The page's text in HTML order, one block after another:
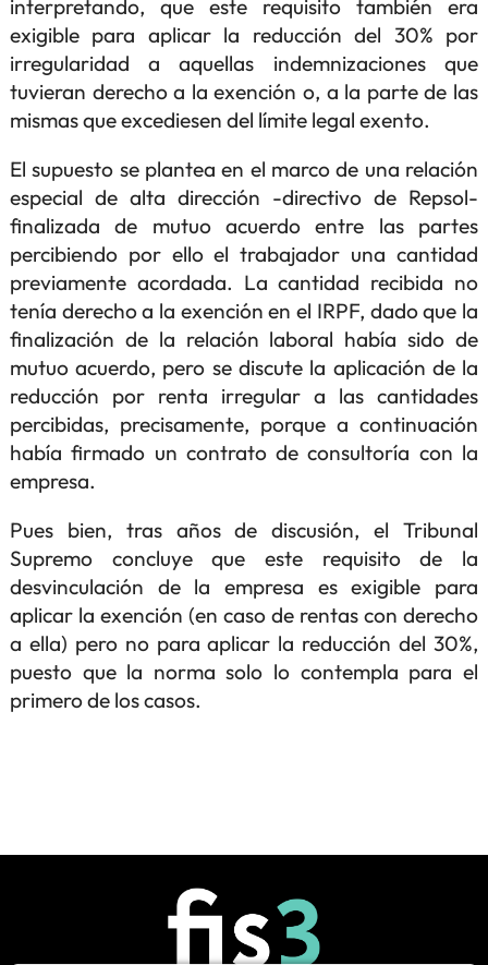
interpretando, que este requisito también era
exigible para aplicar la reducción del 30% por
irregularidad a aquellas indemnizaciones que
tuvieran derecho a la exención o, a la parte de las
mismas que excediesen del límite legal exento.
El supuesto se plantea en el marco de una relación
especial de alta dirección -directivo de Repsol-
finalizada de mutuo acuerdo entre las partes
percibiendo por ello el trabajador una cantidad
previamente acordada. La cantidad recibida no
tenía derecho a la exención en el IRPF, dado que la
finalización de la relación laboral había sido de
mutuo acuerdo, pero se discute la aplicación de la
reducción por renta irregular a las cantidades
percibidas, precisamente, porque a continuación
había firmado un contrato de consultoría con la
empresa.
Pues bien, tras años de discusión, el Tribunal
Supremo concluye que este requisito de la
desvinculación de la empresa es exigible para
aplicar la exención (en caso de rentas con derecho
a ella) pero no para aplicar la reducción del 30%,
puesto que la norma solo lo contempla para el
primero de los casos.